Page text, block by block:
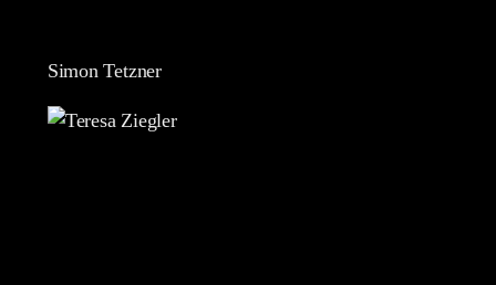
Simon Tetzner